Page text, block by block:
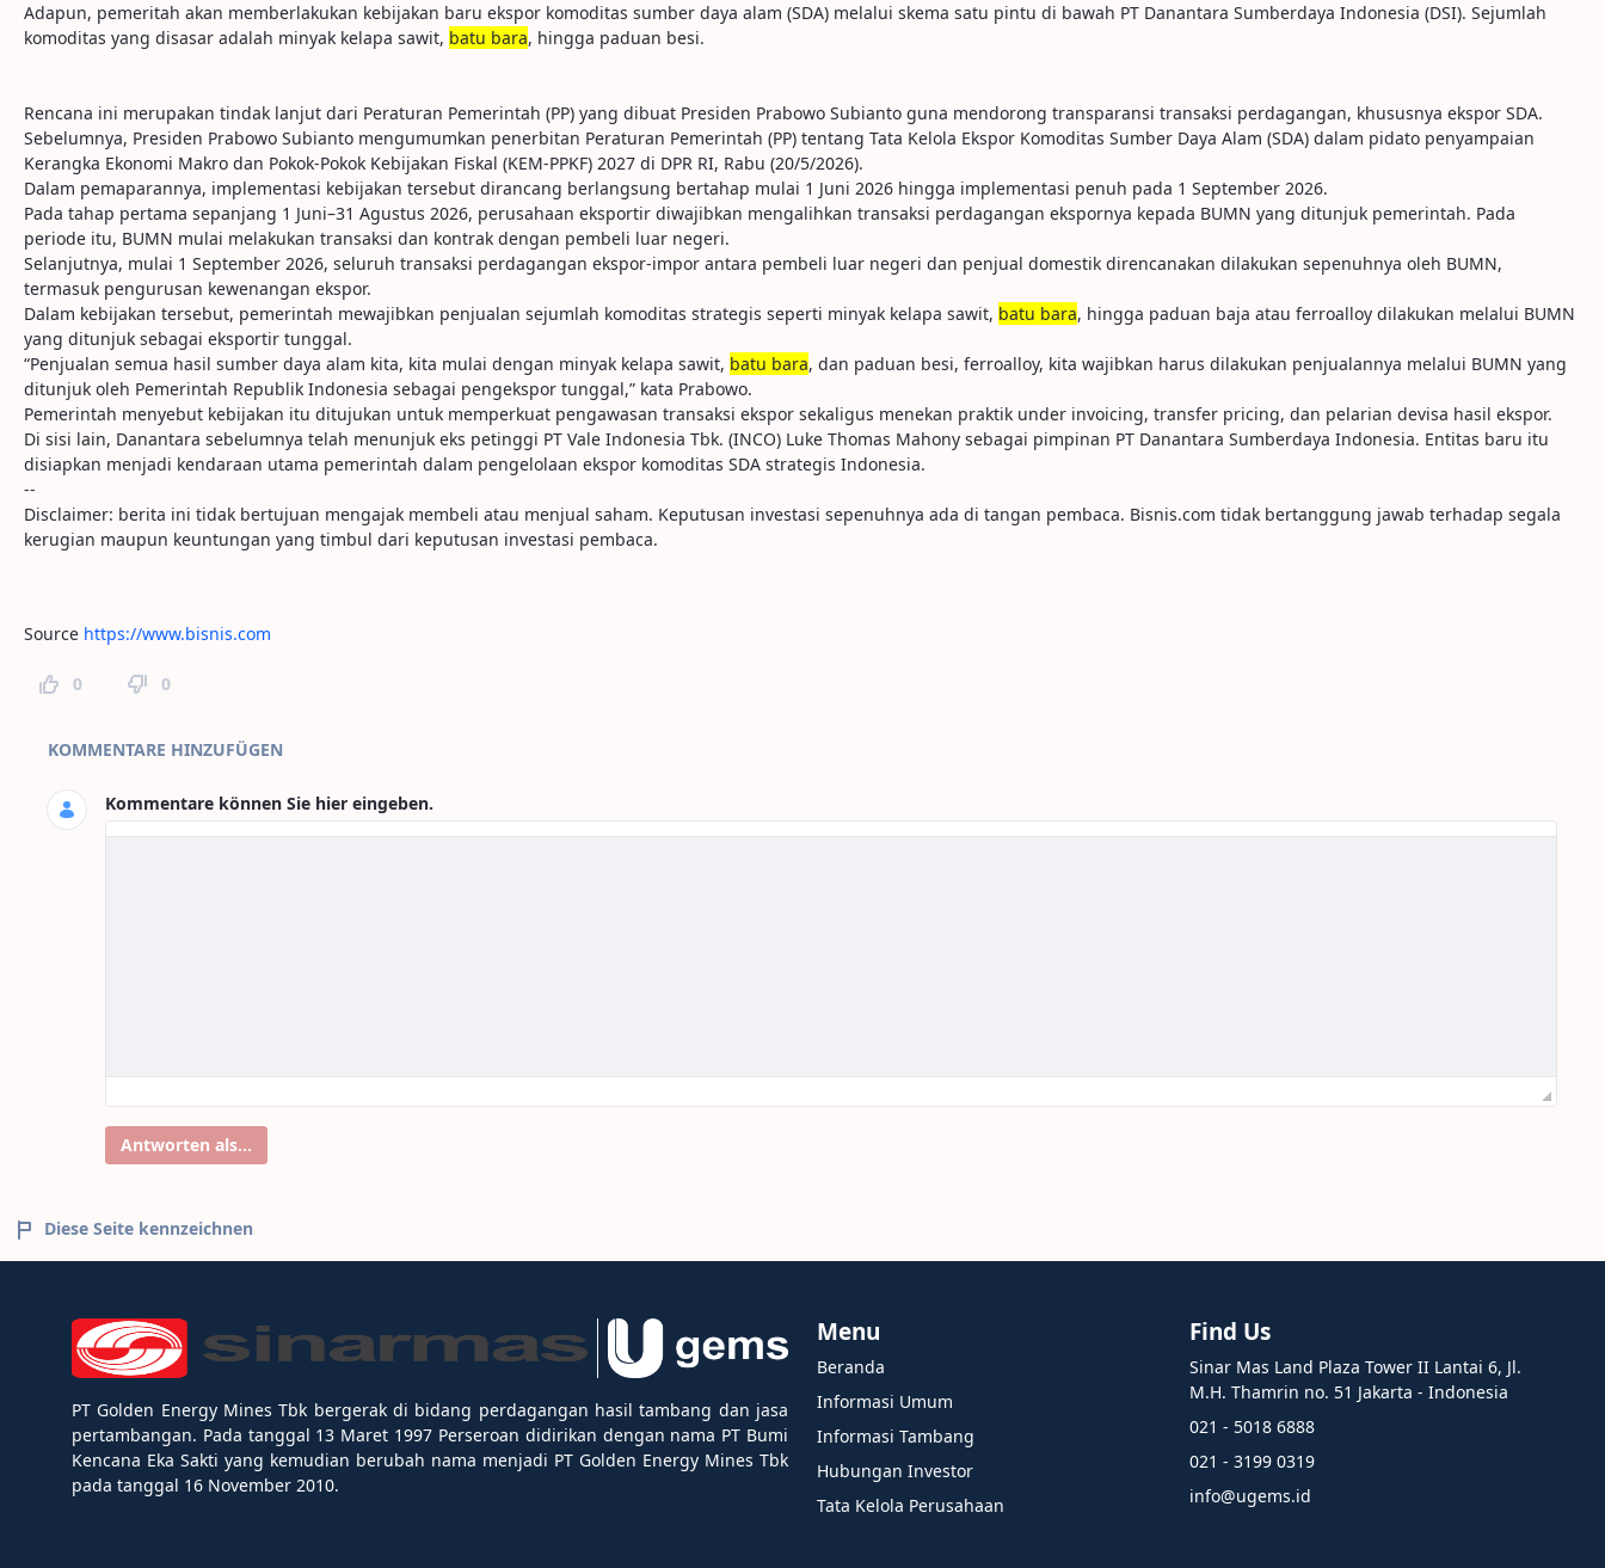
Adapun, pemeritah akan memberlakukan kebijakan baru ekspor komoditas sumber daya alam (SDA) melalui skema satu pintu di bawah PT Danantara Sumberdaya Indonesia (DSI). Sejumlah
komoditas yang disasar adalah minyak kelapa sawit, batu bara, hingga paduan besi.
Rencana ini merupakan tindak lanjut dari Peraturan Pemerintah (PP) yang dibuat Presiden Prabowo Subianto guna mendorong transparansi transaksi perdagangan, khususnya ekspor SDA.
Sebelumnya, Presiden Prabowo Subianto mengumumkan penerbitan Peraturan Pemerintah (PP) tentang Tata Kelola Ekspor Komoditas Sumber Daya Alam (SDA) dalam pidato penyampaian
Kerangka Ekonomi Makro dan Pokok-Pokok Kebijakan Fiskal (KEM-PPKF) 2027 di DPR RI, Rabu (20/5/2026).
Dalam pemaparannya, implementasi kebijakan tersebut dirancang berlangsung bertahap mulai 1 Juni 2026 hingga implementasi penuh pada 1 September 2026.
Pada tahap pertama sepanjang 1 Juni–31 Agustus 2026, perusahaan eksportir diwajibkan mengalihkan transaksi perdagangan ekspornya kepada BUMN yang ditunjuk pemerintah. Pada
periode itu, BUMN mulai melakukan transaksi dan kontrak dengan pembeli luar negeri.
Selanjutnya, mulai 1 September 2026, seluruh transaksi perdagangan ekspor-impor antara pembeli luar negeri dan penjual domestik direncanakan dilakukan sepenuhnya oleh BUMN,
termasuk pengurusan kewenangan ekspor.
Dalam kebijakan tersebut, pemerintah mewajibkan penjualan sejumlah komoditas strategis seperti minyak kelapa sawit, batu bara, hingga paduan baja atau ferroalloy dilakukan melalui BUMN
yang ditunjuk sebagai eksportir tunggal.
“Penjualan semua hasil sumber daya alam kita, kita mulai dengan minyak kelapa sawit, batu bara, dan paduan besi, ferroalloy, kita wajibkan harus dilakukan penjualannya melalui BUMN yang
ditunjuk oleh Pemerintah Republik Indonesia sebagai pengekspor tunggal,” kata Prabowo.
Pemerintah menyebut kebijakan itu ditujukan untuk memperkuat pengawasan transaksi ekspor sekaligus menekan praktik under invoicing, transfer pricing, dan pelarian devisa hasil ekspor.
Di sisi lain, Danantara sebelumnya telah menunjuk eks petinggi PT Vale Indonesia Tbk. (INCO) Luke Thomas Mahony sebagai pimpinan PT Danantara Sumberdaya Indonesia. Entitas baru itu
disiapkan menjadi kendaraan utama pemerintah dalam pengelolaan ekspor komoditas SDA strategis Indonesia.
--
Disclaimer: berita ini tidak bertujuan mengajak membeli atau menjual saham. Keputusan investasi sepenuhnya ada di tangan pembaca. Bisnis.com tidak bertanggung jawab terhadap segala
kerugian maupun keuntungan yang timbul dari keputusan investasi pembaca.
Source https://www.bisnis.com
0 0
Seitenkommentare
KOMMENTARE HINZUFÜGEN
Kommentare können Sie hier eingeben.
Antworten als...
Diese Seite kennzeichnen
PT Golden Energy Mines Tbk bergerak di bidang perdagangan hasil tambang dan jasa
pertambangan. Pada tanggal 13 Maret 1997 Perseroan didirikan dengan nama PT Bumi
Kencana Eka Sakti yang kemudian berubah nama menjadi PT Golden Energy Mines Tbk
pada tanggal 16 November 2010.
Menu
Beranda
Informasi Umum
Informasi Tambang
Hubungan Investor
Tata Kelola Perusahaan
Find Us
Sinar Mas Land Plaza Tower II Lantai 6, Jl.
M.H. Thamrin no. 51 Jakarta - Indonesia
021 - 5018 6888
021 - 3199 0319
info@ugems.id